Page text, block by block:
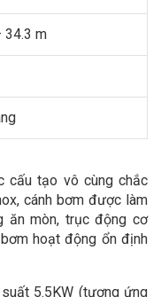
34.3 m
cấu tạo vô cùng chắc
cánh bơm được làm
ăn mòn, trục động cơ
hoạt động ổn định
5.5KW (tương ứng